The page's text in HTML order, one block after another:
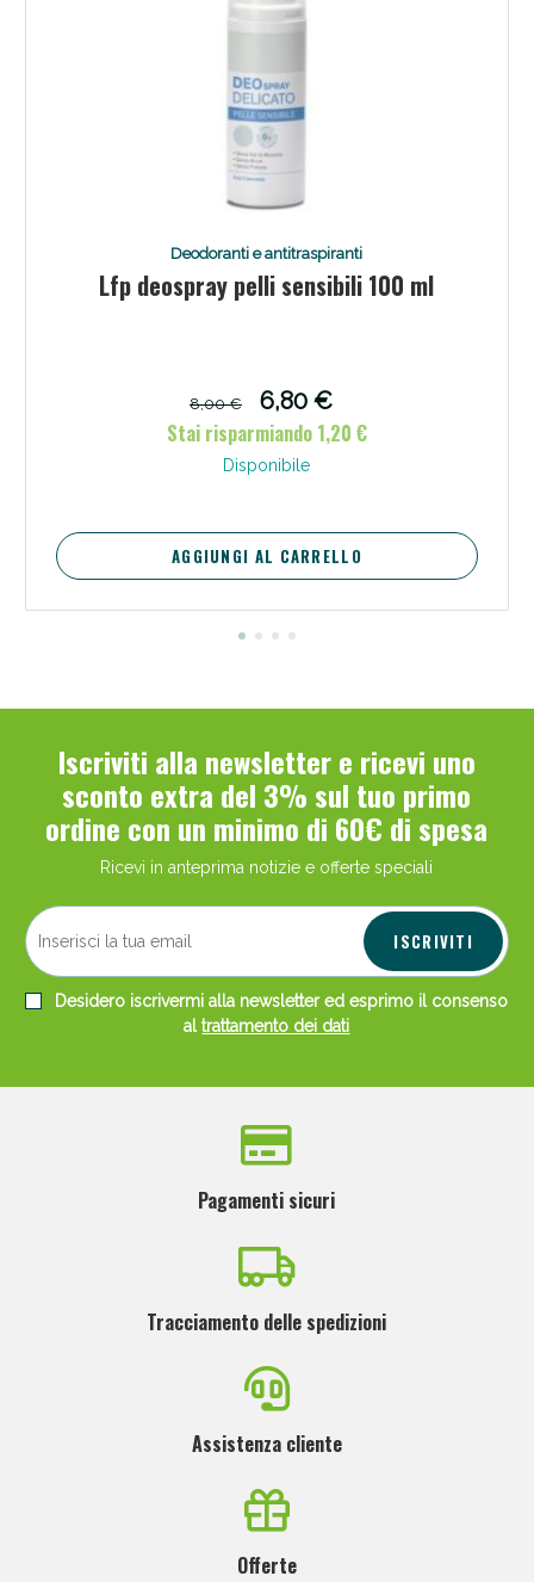
Deodoranti e antitraspiranti
Lfp deospray pelli sensibili 100 ml
8,00 €
6,80 €
Stai risparmiando 1,20 €
Disponibile
AGGIUNGI AL CARRELLO
Iscriviti alla newsletter e ricevi uno
sconto extra del 3% sul tuo primo
ordine con un minimo di 60€ di spesa
Ricevi in anteprima notizie e offerte speciali
ISCRIVITI
Desidero iscrivermi alla newsletter ed esprimo il consenso
altrattamento dei dati
Pagamenti sicuri
Tracciamento delle spedizioni
Assistenza cliente
Offerte